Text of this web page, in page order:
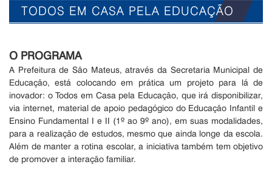
TODOS EM CASA PELA EDUCAÇÃO
O PROGRAMA
A Prefeitura de São Mateus, através da Secretaria Municipal de
Educação, está colocando em prática um projeto para lá de
inovador: o Todos em Casa pela Educação, que irá disponibilizar,
via internet, material de apoio pedagógico do Educação Infantil e
Ensino Fundamental I e II (1º ao 9º ano), em suas modalidades,
para a realização de estudos, mesmo que ainda longe da escola.
Além de manter a rotina escolar, a iniciativa também tem objetivo
de promover a interação familiar.